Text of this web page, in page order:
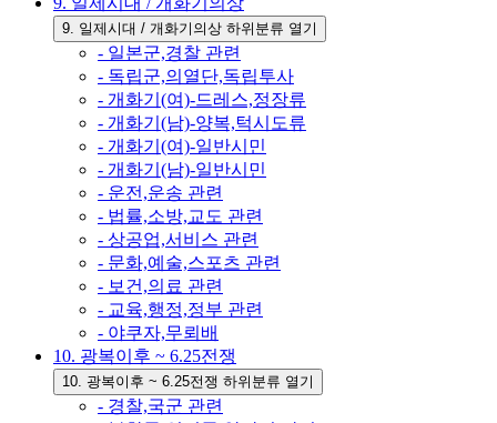
9. 일제시대 / 개화기의상 하위분류 열기
- 일본군,경찰 관련
- 독립군,의열단,독립투사
- 개화기(여)-드레스,정장류
- 개화기(남)-양복,턱시도류
- 개화기(여)-일반시민
- 개화기(남)-일반시민
- 운전,운송 관련
- 법률,소방,교도 관련
- 상공업,서비스 관련
- 문화,예술,스포츠 관련
- 보건,의료 관련
- 교육,행정,정부 관련
- 야쿠자,무뢰배
10. 광복이후 ~ 6.25전쟁
10. 광복이후 ~ 6.25전쟁 하위분류 열기
- 경찰,국군 관련